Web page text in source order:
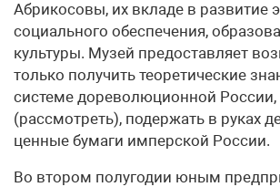
Абрикосовы, их вкладе в развитие
социального обеспечения,
культуры. Музей предоставляет
только получить теоретические
системе дореволюционной России,
(рассмотреть), подержать в руках
ценные бумаги имперской России.
Во втором полугодии юным